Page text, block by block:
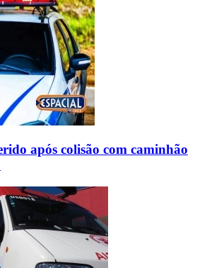
após colisão com caminhão